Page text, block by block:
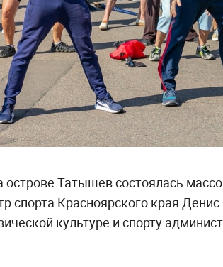
Татышев состоялась
Красноярского края Денис
культуре и спорту